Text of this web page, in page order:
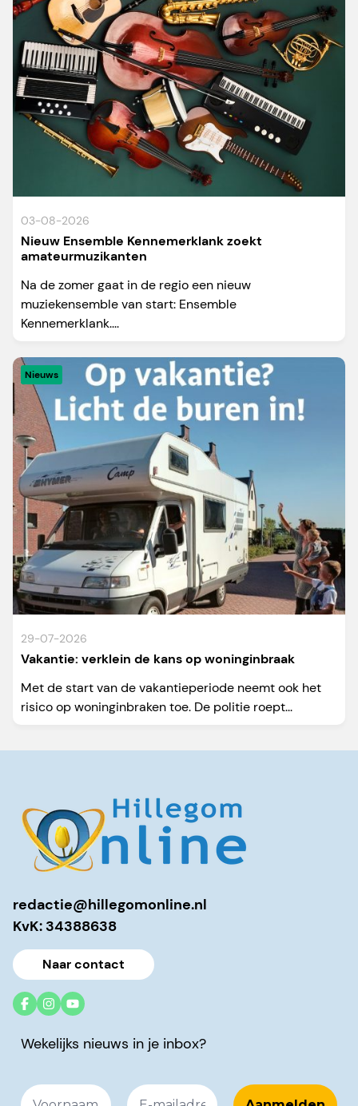
03-08-2026
Nieuw Ensemble Kennemerklank zoekt
amateurmuzikanten
Na de zomer gaat in de regio een nieuw
muziekensemble van start: Ensemble
Kennemerklank....
Nieuws
29-07-2026
Vakantie: verklein de kans op woninginbraak
Met de start van de vakantieperiode neemt ook het
risico op woninginbraken toe. De politie roept...
redactie@hillegomonline.nl
KvK: 34388638
Naar contact
Wekelijks nieuws in je inbox?